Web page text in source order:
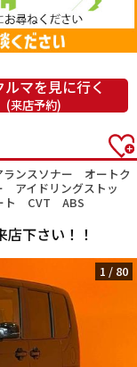
ルマを見に行く
(来店予約)
ンスソナー オートク
アイドリングストッ
ト CVT ABS
下さい！！
1 / 80